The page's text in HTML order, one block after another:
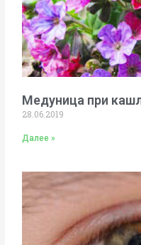
Медуница при
28.06.2019
Далее »